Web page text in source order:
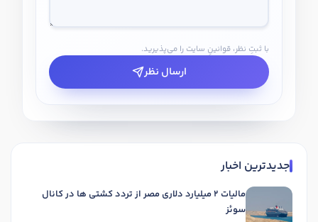
با ثبتِ نظر، قوانینِ سایت را می‌پذیرید.
ارسال نظر
جدیدترین اخبار
مالیات 2 میلیارد دلاری مصر از تردد کشتی ها در کانال
سوئز